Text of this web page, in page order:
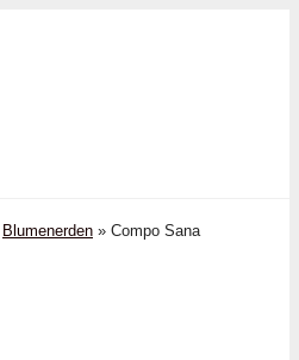
Blumenerden » Compo Sana